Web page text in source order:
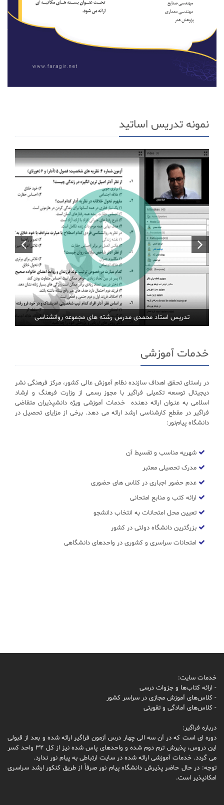
نمونه تدریس اساتید
تدریس استاد محمدی مدرس رشته های مجموعه روانشناسی
خدمات آموزشی
در راستای تحـقق اهداف سازنده نظام آموزش عالی کشور، مرکز فرهنگی نشر
دیجیتال توسعه تکمیلی فراگیر با مجوز رسمی از وزارت فرهنگ و ارشاد
اسلامی به عنـوان ارائه دهنده خدمات آموزشی ویژه دانشپذیران متقاضی
فراگیر در مقطع کارشناسی ارشد ارائه می دهد. برخی از مزایای تحصیل در
دانشگاه پیام‌نور:
شهریه مناسب و تقسیط آن
مدرک تحصیلی معتبر
عدم حضور اجباری در کلاس های حضوری
ارائه کتب و منابع امتحانی
تعیین محل امتحانات به انتخاب دانشجو
بزرگترین دانشگاه دولتی در کشور
امتحانات سراسری و کشوری در واحدهای دانشگاهی
خدمات سایت:
- ارائه کتاب‌ها و جزوات درسی
- کلاس‌های آموزش مجازی در سراسر کشور
- کلاس‌های آمادگی و تقویتی
درباره فراگیر:
دوره ای است که در آن سه الی چهار درس آزمون فراگیر ارائه شده و بعد از قبولی
این دروس، پذیرش ترم دوم شده و واحدهای پاس شده نیز از کل 32 واحد کسر
می گردد. خدمات آموزشی ارائه شده در سایت ارتباطی به پیام نور ندارد.
توجه: در حال حاضر پذیرش دانشگاه پیام نور صرفاً از طریق کنکور ارشد سراسری
امکانپذیر است.